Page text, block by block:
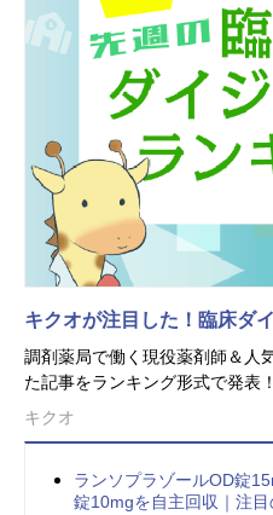
キクオが注目した！臨床ダ
調剤薬局で働く現役薬剤師＆人
た記事をランキング形式で発表！
キクオ
ランソプラゾールOD錠
錠10mgを自主回収｜注